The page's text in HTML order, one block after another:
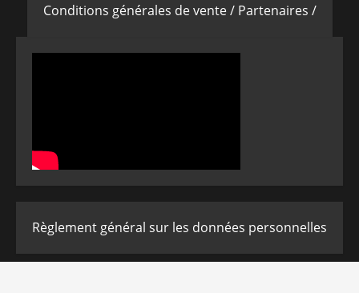
Conditions générales de vente / Partenaires /
Règlement général sur les données personnelles